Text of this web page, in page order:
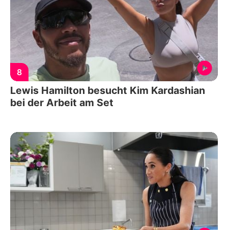
8
Lewis Hamilton besucht Kim Kardashian
bei der Arbeit am Set